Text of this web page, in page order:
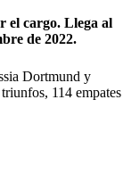
el cargo. Llega al
de 2022.
Dortmund y
114 empates